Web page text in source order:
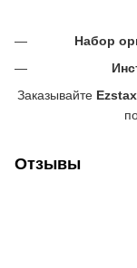
Набор
Заказывайте Ezstax
Отзывы